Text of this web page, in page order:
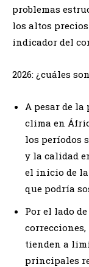
problemas
los altos
indicador del
2026: ¿cuáles
A pesar de la
clima en
los períodos
y la calidad
el inicio de la
que podría
Por el lado
tienden a
principales